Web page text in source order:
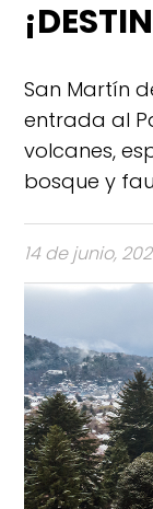
San Martín
entrada al
volcanes,
bosque y
14 de junio,